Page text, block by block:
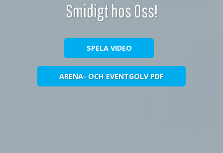
Smidigt hos Oss!
SPELA VIDEO
ARENA- OCH EVENTGOLV PDF